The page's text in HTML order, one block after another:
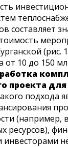
составляет
(рис.
от 10 до 150
проекта
подхода
(например,
ресурсов),
инвесторами